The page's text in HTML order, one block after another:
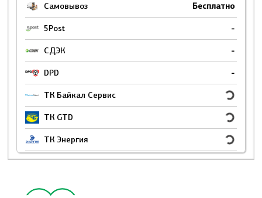
Самовывоз Бесплатно
5Post -
СДЭК -
DPD -
ТК Байкал Сервис
ТК GTD
ТК Энергия